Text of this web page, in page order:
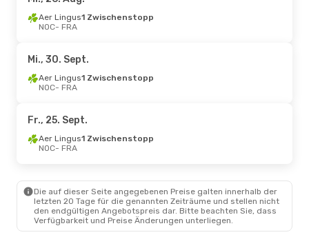
Aer Lingus1 Zwischenstopp
NOC- FRA
Mi., 30. Sept.
Aer Lingus1 Zwischenstopp
NOC- FRA
Fr., 25. Sept.
Aer Lingus1 Zwischenstopp
NOC- FRA
Die auf dieser Seite angegebenen Preise galten innerhalb der
letzten 20 Tage für die genannten Zeiträume und stellen nicht
den endgültigen Angebotspreis dar. Bitte beachten Sie, dass
Verfügbarkeit und Preise Änderungen unterliegen.